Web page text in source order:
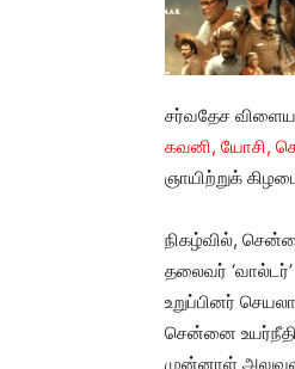
சர்வதேச
கவனி, யோசி,
ஞாயிற்றுக்
நிகழ்வில்,
தலைவர்
உறுப்பினர்
சென்னை
முன்னாள்